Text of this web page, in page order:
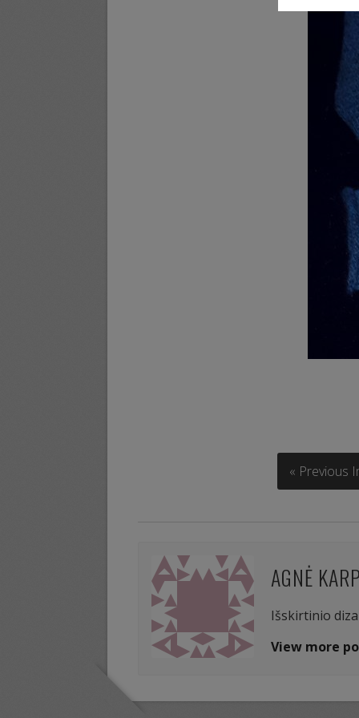
« Previous
AGNĖ
Išskirtinio
View more